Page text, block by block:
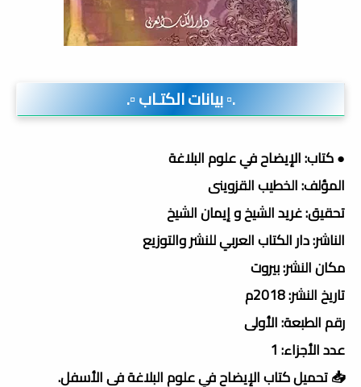
.▫️ بيانات الكتـاب ▫️.
● كتاب: الإيضاح في علوم البلاغة
المؤلف: الخطيب القزوينى
تحقيق: غريد الشيخ و إيمان الشيخ
الناشر: دار الكتاب العربي للنشر والتوزيع
مكان النشر: بيروت
تاريخ النشر: 2018م
رقم الطبعة: الأولى
عدد الأجزاء: 1
📥 تحميل كتاب الإيضاح في علوم البلاغة فى الأسفل.